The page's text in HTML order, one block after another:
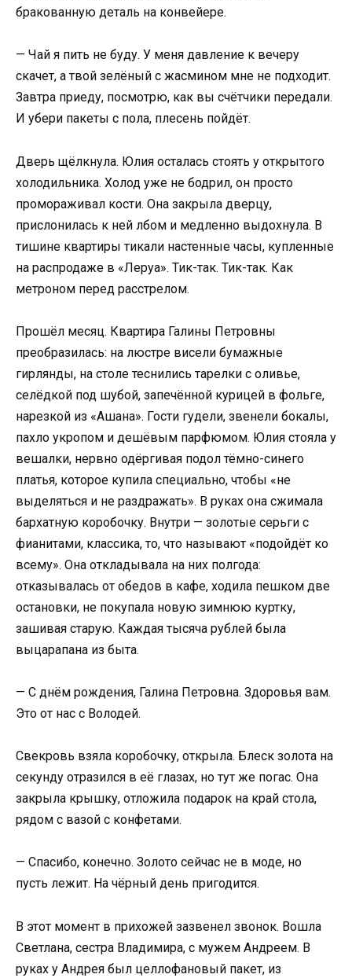
бракованную деталь на конвейере.
— Чай я пить не буду. У меня давление к вечеру
скачет, а твой зелёный с жасмином мне не подходит.
Завтра приеду, посмотрю, как вы счётчики передали.
И убери пакеты с пола, плесень пойдёт.
Дверь щёлкнула. Юлия осталась стоять у открытого
холодильника. Холод уже не бодрил, он просто
промораживал кости. Она закрыла дверцу,
прислонилась к ней лбом и медленно выдохнула. В
тишине квартиры тикали настенные часы, купленные
на распродаже в «Леруа». Тик-так. Тик-так. Как
метроном перед расстрелом.
Прошёл месяц. Квартира Галины Петровны
преобразилась: на люстре висели бумажные
гирлянды, на столе теснились тарелки с оливье,
селёдкой под шубой, запечённой курицей в фольге,
нарезкой из «Ашана». Гости гудели, звенели бокалы,
пахло укропом и дешёвым парфюмом. Юлия стояла у
вешалки, нервно одёргивая подол тёмно-синего
платья, которое купила специально, чтобы «не
выделяться и не раздражать». В руках она сжимала
бархатную коробочку. Внутри — золотые серьги с
фианитами, классика, то, что называют «подойдёт ко
всему». Она откладывала на них полгода:
отказывалась от обедов в кафе, ходила пешком две
остановки, не покупала новую зимнюю куртку,
зашивая старую. Каждая тысяча рублей была
выцарапана из быта.
— С днём рождения, Галина Петровна. Здоровья вам.
Это от нас с Володей.
Свекровь взяла коробочку, открыла. Блеск золота на
секунду отразился в её глазах, но тут же погас. Она
закрыла крышку, отложила подарок на край стола,
рядом с вазой с конфетами.
— Спасибо, конечно. Золото сейчас не в моде, но
пусть лежит. На чёрный день пригодится.
В этот момент в прихожей зазвенел звонок. Вошла
Светлана, сестра Владимира, с мужем Андреем. В
руках у Андрея был целлофановый пакет, из